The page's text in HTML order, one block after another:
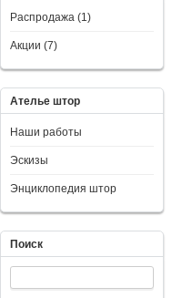
Распродажа (1)
Акции (7)
Ателье штор
Наши работы
Эскизы
Энциклопедия штор
Поиск